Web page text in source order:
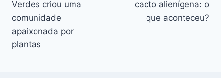
Post
Verdes criou uma
comunidade
apaixonada por
plantas
cacto alienígena: o
que aconteceu?